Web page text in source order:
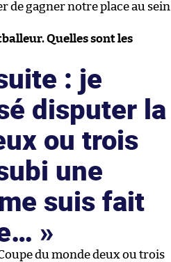
de gagner notre place au sein
Quelles sont les
: je
disputer la
ou trois
une
suis fait
du monde deux ou trois